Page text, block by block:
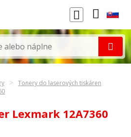
Tonery do laserových tiskáren
Lexmark 12A7360